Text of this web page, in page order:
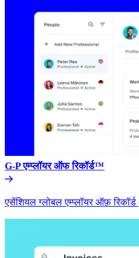
G-P एम्प्लॉयर ऑफ रिकॉर्ड™​​
एसेंशियल ग्लोबल एम्प्लॉयर ऑफ़